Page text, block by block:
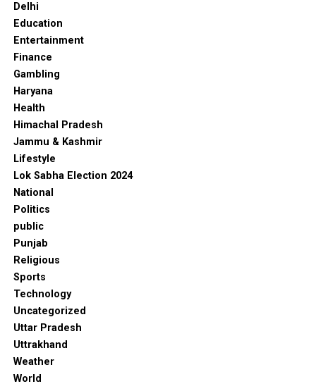
Delhi
Education
Entertainment
Finance
Gambling
Haryana
Health
Himachal Pradesh
Jammu & Kashmir
Lifestyle
Lok Sabha Election 2024
National
Politics
public
Punjab
Religious
Sports
Technology
Uncategorized
Uttar Pradesh
Uttrakhand
Weather
World